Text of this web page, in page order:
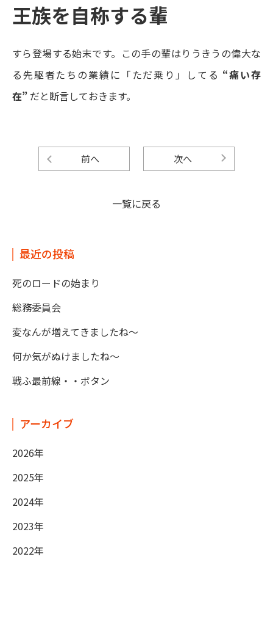
王族を自称する輩
すら登場する始末です。この手の輩はりうきうの偉大な
る先駆者たちの業績に「ただ乗り」してる “痛い存
在” だと断言しておきます。
前へ 次へ
一覧に戻る
最近の投稿
死のロードの始まり
総務委員会
変なんが増えてきましたね～
何か気がぬけましたね～
戦ふ最前線・・ボタン
アーカイブ
2026年
2025年
2024年
2023年
2022年